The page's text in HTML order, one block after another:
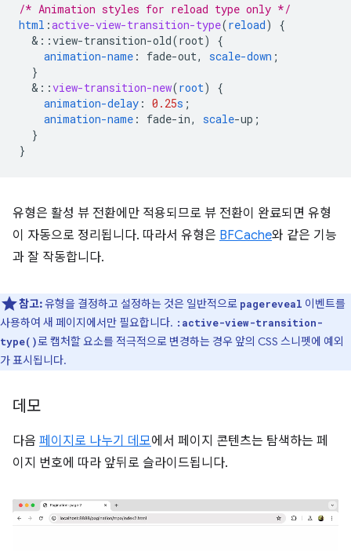
/* Animation styles for reload type only */
html :active-view-transition-type(reload)
{
& ::view-transition-old(root)
{
animation-name : fade-out, scale-down ;
}
& ::view-transition-new(root)
{
animation-delay : 0.25s ;
animation-name : fade-in, scale-up ;
}
}
유형은 활성 뷰 전환에만 적용되므로 뷰 전환이 완료되면 유형
이 자동으로 정리됩니다. 따라서 유형은 BFCache와 같은 기능
과 잘 작동합니다.
참고:유형을 결정하고 설정하는 것은 일반적으로 pagereveal 이벤트를
사용하여 새 페이지에서만 필요합니다. :active-view-transition-
type()로 캡처할 요소를 적극적으로 변경하는 경우 앞의 CSS 스니펫에 예외
가 표시됩니다.
데모
다음 페이지로 나누기 데모에서 페이지 콘텐츠는 탐색하는 페
이지 번호에 따라 앞뒤로 슬라이드됩니다.